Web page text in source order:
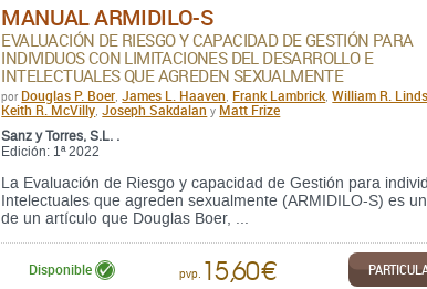
MANUAL ARMIDILO-S
EVALUACIÓN DE RIESGO Y CAPACIDAD DE GESTIÓN PARA
INDIVIDUOS CON LIMITACIONES DEL DESARROLLO E
INTELECTUALES QUE AGREDEN SEXUALMENTE
por Douglas P. Boer ,James L. Haaven Frank Lambrick ,William R.
Keith R. McVilly ,Joseph Sakdalan y Matt Frize
Sanz y Torres, S.L. .
Edición: 1ª 2022
La Evaluación de Riesgo y capacidad de Gestión para
Intelectuales que agreden sexualmente (ARMIDILO-S) es
de un artículo que Douglas Boer, ...
Disponible pvp. 15,60 €